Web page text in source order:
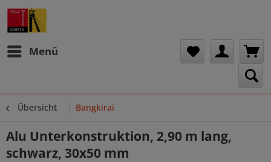
Menü
Übersicht Bangkirai
Alu Unterkonstruktion, 2,90 m lang,
schwarz, 30x50 mm